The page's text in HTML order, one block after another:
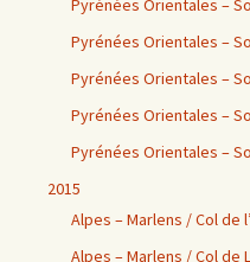
Pyrénées Orientales –
Pyrénées Orientales –
Pyrénées Orientales –
Pyrénées Orientales –
Pyrénées Orientales –
2015
Alpes – Marlens / Col de
Alpes – Marlens / Col de